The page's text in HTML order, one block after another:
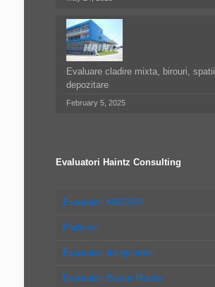
Evaluare cladire mixta, birouri, spatii
depozitare
February 5, 2025
Evaluatori Haintz Consulting
Evaluatori ANEVAR
Parteneri
Evaluatori Intreprinderi
Evaluatori Bunuri Mobile